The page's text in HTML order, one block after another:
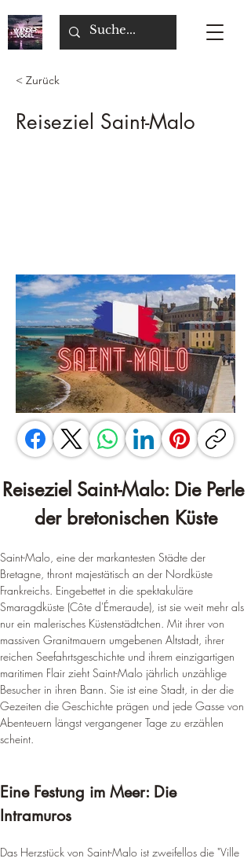
< Zurück
Reiseziel Saint-Malo
Reiseziel Saint-Malo: Die Perle
der bretonischen Küste
Saint-Malo, eine der markantesten Städte der
Bretagne, thront majestätisch an der Nordküste
Frankreichs. Eingebettet in die spektakuläre
Smaragdküste (Côte d'Émeraude), ist sie weit mehr als
nur ein malerisches Küstenstädtchen. Mit ihrer von
massiven Granitmauern umgebenen Altstadt, ihrer
reichen Seefahrtsgeschichte und ihrem einzigartigen
maritimen Flair zieht Saint-Malo jährlich unzählige
Besucher in ihren Bann. Sie ist eine Stadt, in der die
Gezeiten die Geschichte prägen und jede Gasse von
Abenteuern längst vergangener Tage zu erzählen
scheint.
Eine Festung im Meer: Die
Intramuros
Das Herzstück von Saint-Malo ist zweifellos die "Ville